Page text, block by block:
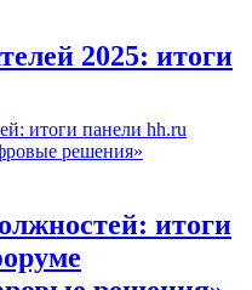
2025: итоги
итоги